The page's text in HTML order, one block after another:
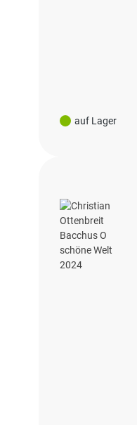
auf Lager